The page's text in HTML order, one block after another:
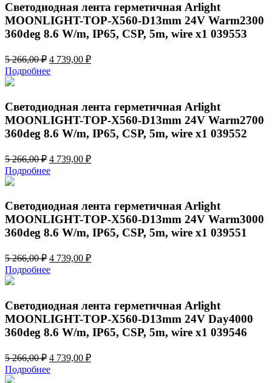
Светодиодная лента герметичная Arlight
MOONLIGHT-TOP-X560-D13mm 24V Warm2300
360deg 8.6 W/m, IP65, CSP, 5m, wire x1 039553
5 266,00₽ Первоначальная
цена
составляла
4 739,00 ₽Текущая
Подробнее
Светодиодная лента герметичная Arlight
MOONLIGHT-TOP-X560-D13mm 24V Warm2700
360deg 8.6 W/m, IP65, CSP, 5m, wire x1 039552
5 266,00₽ Первоначальная
цена
составляла
266,00 ₽.
4 739,00 ₽Текущая
Подробнее
Светодиодная лента герметичная Arlight
MOONLIGHT-TOP-X560-D13mm 24V Warm3000
360deg 8.6 W/m, IP65, CSP, 5m, wire x1 039551
5 266,00₽ Первоначальная
цена
составляла
4 739,00 ₽Текущая
Подробнее
Светодиодная лента герметичная Arlight
MOONLIGHT-TOP-X560-D13mm 24V Day4000
360deg 8.6 W/m, IP65, CSP, 5m, wire x1 039546
5 266,00₽ Первоначальная
цена
составляла
4 739,00 ₽Текущая
Подробнее